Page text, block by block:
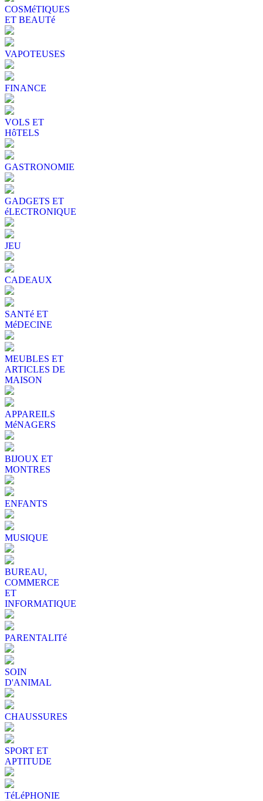
COSMéTIQUES
ET BEAUTé
VAPOTEUSES
FINANCE
VOLS ET
HôTELS
GASTRONOMIE
GADGETS ET
éLECTRONIQUE
JEU
CADEAUX
SANTé ET
MéDECINE
MEUBLES ET
ARTICLES DE
MAISON
APPAREILS
MéNAGERS
BIJOUX ET
MONTRES
ENFANTS
MUSIQUE
BUREAU,
COMMERCE
ET
INFORMATIQUE
PARENTALITé
SOIN
D'ANIMAL
CHAUSSURES
SPORT ET
APTITUDE
TéLéPHONIE